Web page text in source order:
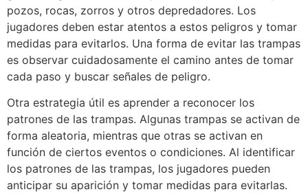
pozos, rocas, zorros y otros depredadores. Los
jugadores deben estar atentos a estos peligros y tomar
medidas para evitarlos. Una forma de evitar las trampas
es observar cuidadosamente el camino antes de tomar
cada paso y buscar señales de peligro.
Otra estrategia útil es aprender a reconocer los
patrones de las trampas. Algunas trampas se activan de
forma aleatoria, mientras que otras se activan en
función de ciertos eventos o condiciones. Al identificar
los patrones de las trampas, los jugadores pueden
anticipar su aparición y tomar medidas para evitarlas.